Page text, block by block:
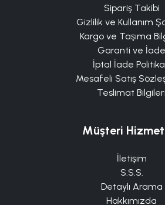
Sipariş Takibi
Gizlilik ve Kullanım
Kargo ve Taşıma
Garanti ve İade
İptal İade
Mesafeli Satış
Teslimat Bilgileri
Müşteri
İletişim
S.S.S.
Detaylı Arama
Hakkımızda